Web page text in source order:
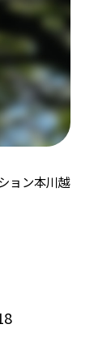
ョン本川越